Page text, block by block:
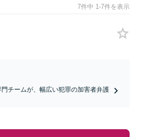
7件中 1-7件を表示
チームが、幅広い犯罪の加害者弁護